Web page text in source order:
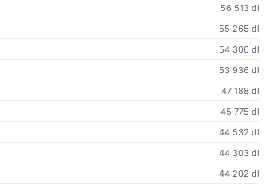
56 513 dl
55 265 dl
54 306 dl
53 936 dl
47 188 dl
45 775 dl
44 532 dl
44 303 dl
44 202 dl